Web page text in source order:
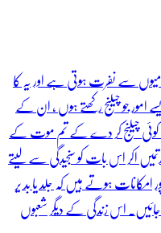
سے نفرت ہوتی ہے اور یہ کا
جو چیلنج رکھتے ہوں ، ان کے
کوئی چیلنج کر دے کے تم موت کے
اکر اس بات کو سنجیدگی سے لیتے
ہوتے ہیں کہ جلد یا بد یر
اس زندگی کے دیگر شعبوں